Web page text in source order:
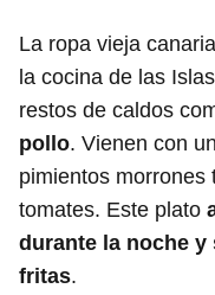
La ropa vieja
la cocina de las
restos de caldos
pollo. Vienen con
pimientos morrones
tomates. Este plato
durante la noche y
fritas.